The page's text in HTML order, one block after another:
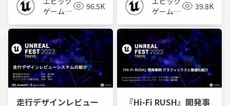
ゲームズ
96.5K
ゲームズ
39.8K
走行デザインレビュー
『Hi-Fi RUSH』開発事